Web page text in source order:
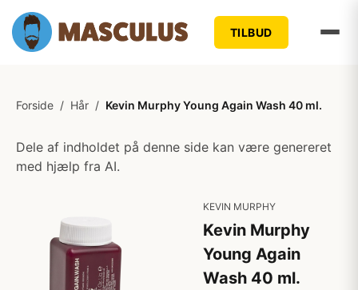
TILBUD
Forside / Hår / Kevin Murphy Young Again Wash 40 ml.
Dele af indholdet på denne side kan være genereret
med hjælp fra AI.
KEVIN MURPHY
Kevin Murphy
Young Again
Wash 40 ml.